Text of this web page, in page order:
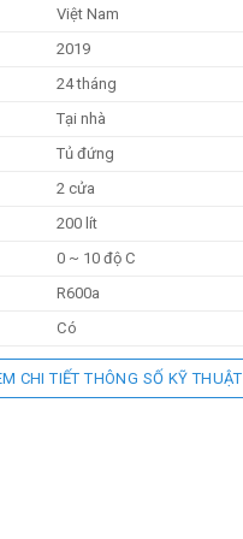
Việt Nam
2019
24 tháng
Tại nhà
Tủ đứng
2 cửa
200 lít
0 ~ 10 độ C
R600a
Có
Công nghệ kính LOW-E
(kg):
58 kg
CHI TIẾT THÔNG SỐ KỸ THUẬT